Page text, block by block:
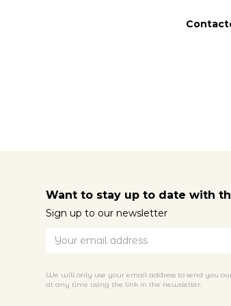
Want to stay up to date with
Sign up to our newsletter
We will only use your email address to send you
at any time using the link in the newsletter.